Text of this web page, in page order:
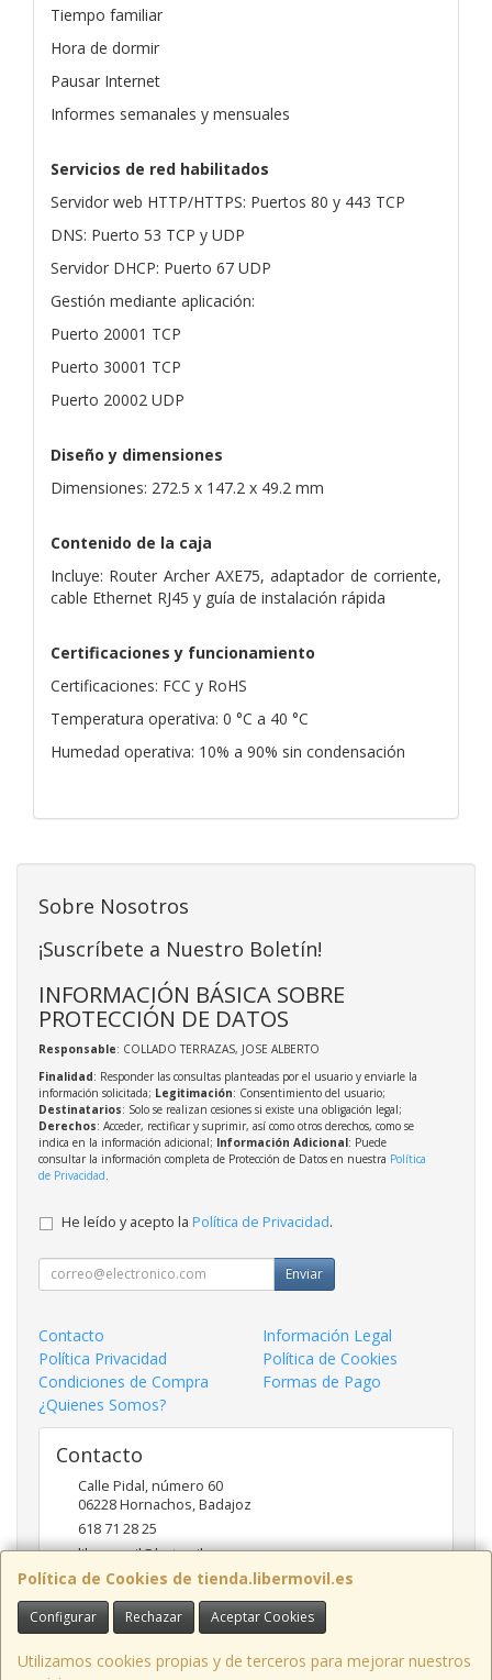
Tiempo familiar
Hora de dormir
Pausar Internet
Informes semanales y mensuales
Servicios de red habilitados
Servidor web HTTP/HTTPS: Puertos 80 y 443 TCP
DNS: Puerto 53 TCP y UDP
Servidor DHCP: Puerto 67 UDP
Gestión mediante aplicación:
Puerto 20001 TCP
Puerto 30001 TCP
Puerto 20002 UDP
Diseño y dimensiones
Dimensiones: 272.5 x 147.2 x 49.2 mm
Contenido de la caja
Incluye: Router Archer AXE75, adaptador de corriente,
cable Ethernet RJ45 y guía de instalación rápida
Certificaciones y funcionamiento
Certificaciones: FCC y RoHS
Temperatura operativa: 0 °C a 40 °C
Humedad operativa: 10% a 90% sin condensación
Política de Cookies de tienda.libermovil.es
Configurar Rechazar Aceptar Cookies
Utilizamos cookies propias y de terceros para mejorar nuestros
Sobre Nosotros
¡Suscríbete a Nuestro Boletín!
INFORMACIÓN BÁSICA SOBRE
PROTECCIÓN DE DATOS
Responsable: COLLADO TERRAZAS, JOSE ALBERTO
Finalidad: Responder las consultas planteadas por el usuario y enviarle la
información solicitada; Legitimación: Consentimiento del usuario;
Destinatarios: Solo se realizan cesiones si existe una obligación legal;
Derechos: Acceder, rectificar y suprimir, así como otros derechos, como se
indica en la información adicional; Información Adicional: Puede
consultar la información completa de Protección de Datos en nuestra Política
de Privacidad
He leído y acepto la Política de Privacidad.
Enviar
Contacto
Información Legal
Política Privacidad
Política de Cookies
Condiciones de Compra
Formas de Pago
¿Quienes Somos?
Contacto
Calle Pidal, número 60
06228Hornachos,Badajoz
618 71 28 25
libermovil@hotmail.com
Horario
De Lunes a Viernes 10:00 a 14:00 - 17;30 a 20;30